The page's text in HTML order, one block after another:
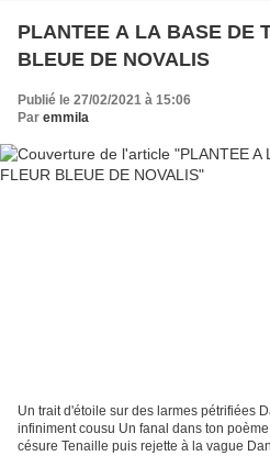
PLANTEE A LA BASE DE
BLEUE DE NOVALIS
Publié le 27/02/2021 à 15:06
Par emmila
Un trait d'étoile sur des larmes pétrifiées
infiniment cousu Un fanal dans ton
césure Tenaille puis rejette à la vague